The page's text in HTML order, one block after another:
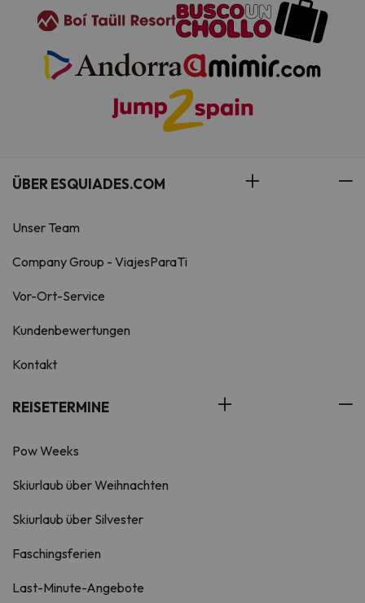
ÜBER ESQUIADES.COM
Unser Team
Company Group - ViajesParaTi
Vor-Ort-Service
Kundenbewertungen
Kontakt
REISETERMINE
Pow Weeks
Skiurlaub über Weihnachten
Skiurlaub über Silvester
Faschingsferien
Last-Minute-Angebote